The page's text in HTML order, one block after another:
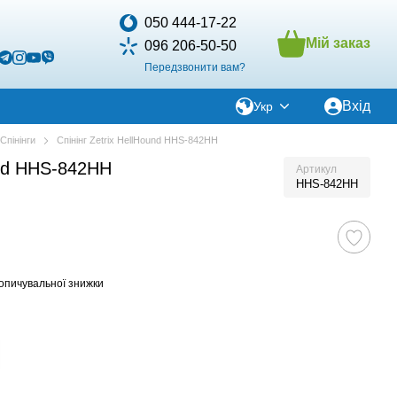
050 444-17-22
096 206-50-50
Передзвонити вам?
Мій заказ
Укр Вхід
Спінінги Спінінг Zetrix HellHound HHS-842HH
HHS-842HH Артикул
HHS-842HH
знижки